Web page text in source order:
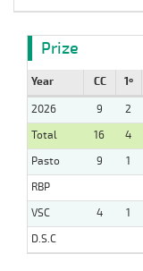
Prize
Year CC 1º
2026 9 2
Total
16 4
Pasto
9 1
RBP
VSC
4 1
D.S.C